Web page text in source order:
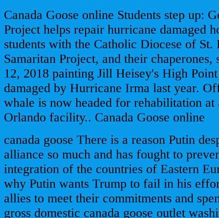
Canada Goose online Students step up:
Project helps repair hurricane damaged
students with the Catholic Diocese of St.
Samaritan Project, and their chaperones,
12, 2018 painting Jill Heisey's High
damaged by Hurricane Irma last year.
whale is now headed for rehabilitation at
Orlando facility.. Canada Goose online
canada goose There is a reason Putin
alliance so much and has fought to
integration of the countries of Eastern
why Putin wants Trump to fail in his
allies to meet their commitments and
gross domestic canada goose outlet